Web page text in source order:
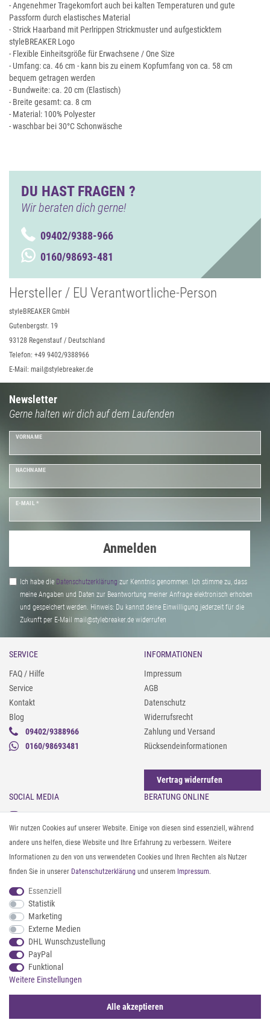
- Angenehmer Tragekomfort auch bei kalten Temperaturen und gute
Passform durch elastisches Material
- Strick Haarband mit Perlrippen Strickmuster und aufgesticktem
styleBREAKER Logo
- Flexible Einheitsgröße für Erwachsene / One Size
- Umfang: ca. 46 cm - kann bis zu einem Kopfumfang von ca. 58 cm
bequem getragen werden
- Bundweite: ca. 20 cm (Elastisch)
- Breite gesamt: ca. 8 cm
- Material: 100% Polyester
- waschbar bei 30°C Schonwäsche
DU HAST FRAGEN ?
Wir beraten dich gerne!
09402/9388-966
0160/98693-481
Hersteller / EU Verantwortliche-Person
styleBREAKER GmbH
Gutenbergstr. 19
93128 Regenstauf / Deutschland
Telefon: +49 9402/9388966
E-Mail: mail@stylebreaker.de
Newsletter
Gerne halten wir dich auf dem Laufenden
VORNAME
NACHNAME
E-MAIL *
Anmelden
Ich habe die Daten­schutz­erklärung zur Kenntnis genommen. Ich stimme zu, dass
meine Angaben und Daten zur Beantwortung meiner Anfrage elektronisch erhoben
und gespeichert werden. Hinweis: Du kannst deine Einwilligung jederzeit für die
Zukunft per E-Mail mail@stylebreaker.de widerrufen
SERVICE
FAQ / Hilfe
Service
Kontakt
Blog
09402/9388966
0160/98693481
INFORMATIONEN
Impressum
AGB
Datenschutz
Widerrufsrecht
Zahlung und Versand
Rücksendeinformationen
Vertrag widerrufen
SOCIAL MEDIA
Instagram
Facebook
Pinterest
Twitter
Youtube
Threads
BERATUNG ONLINE
Gürtel messen & kürzen
Sonnenbrillen & UV-Schutz
Textilpflege
Textil- und Material-Guide
Geldbörse richtig organisieren
ZAHLUNG & VERSAND
Wir nutzen Cookies auf unserer Website. Einige von diesen sind essenziell, während
andere uns helfen, diese Website und Ihre Erfahrung zu verbessern. Weitere
Informationen zu den von uns verwendeten Cookies und Ihren Rechten als Nutzer
finden Sie in unserer Daten­schutz­erklärung und unserem Impressum.
Essenziell
Statistik
Marketing
Externe Medien
DHL Wunschzustellung
PayPal
Funktional
Weitere Einstellungen
Alle akzeptieren